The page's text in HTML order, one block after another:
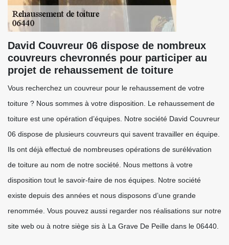
David Couvreur 06 dispose de nombreux
couvreurs chevronnés pour participer au
projet de rehaussement de toiture
Vous recherchez un couvreur pour le rehaussement de votre
toiture ? Nous sommes à votre disposition. Le rehaussement de
toiture est une opération d’équipes. Notre société David Couvreur
06 dispose de plusieurs couvreurs qui savent travailler en équipe.
Ils ont déjà effectué de nombreuses opérations de surélévation
de toiture au nom de notre société. Nous mettons à votre
disposition tout le savoir-faire de nos équipes. Notre société
existe depuis des années et nous disposons d’une grande
renommée. Vous pouvez aussi regarder nos réalisations sur notre
site web ou à notre siège sis à La Grave De Peille dans le 06440.